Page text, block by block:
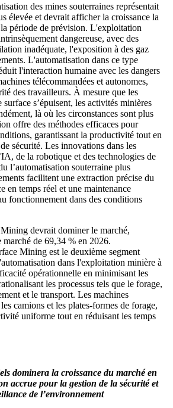
des mines souterraines représentait
élevée et devrait afficher la croissance la
période de prévision. L'exploitation
dangereuse, avec des
inadéquate, l'exposition à des gaz
L'automatisation dans ce type
l'interaction humaine avec les dangers
télécommandées et autonomes,
des travailleurs. À mesure que les
surface s’épuisent, les activités minières
là où les circonstances sont plus
offre des méthodes efficaces pour
garantissant la productivité tout en
sécurité. Les innovations dans les
de la robotique et des technologies de
l’automatisation souterraine plus
facilitent une extraction précise du
en temps réel et une maintenance
fonctionnement dans des conditions
devrait dominer le marché,
marché de 69,34 % en 2026.
Mining est le deuxième segment
dans l'exploitation minière à
opérationnelle en minimisant les
les processus tels que le forage,
et le transport. Les machines
camions et les plates-formes de forage,
uniforme tout en réduisant les temps
dominera la croissance du marché en
accrue pour la gestion de la sécurité et
de l’environnement